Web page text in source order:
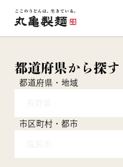
都道府県から探す
都道府県・地域
市区町村・都市